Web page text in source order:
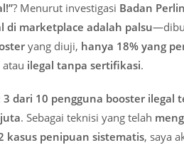
? Menurut investigasi Badan
di marketplace adalah palsu
yang diuji, hanya 18% yang
atau ilegal tanpa sertifikasi.
3 dari 10 pengguna booster
. Sebagai teknisi yang telah
kasus penipuan sistematis, saya